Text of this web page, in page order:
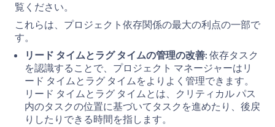
覧ください。
これらは、プロジェクト依存関係の最大の利点の一部で
す。
リード タイムとラグ タイムの管理の改善:依存タスク
を認識することで、プロジェクト マネージャーはリ
ード タイムとラグ タイムをよりよく管理できます。
リード タイムとラグ タイムとは、クリティカル パス
内のタスクの位置に基づいてタスクを進めたり、後戻
りしたりできる時間を指します。